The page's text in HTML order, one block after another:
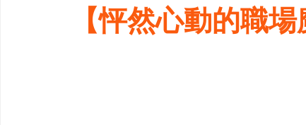
【怦然心動的職